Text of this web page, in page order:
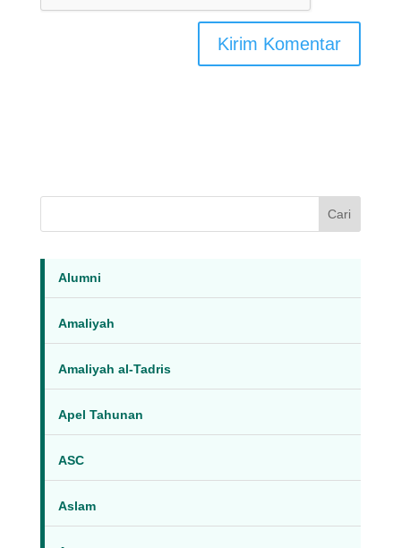
Cari
Alumni
Amaliyah
Amaliyah al-Tadris
Apel Tahunan
ASC
Aslam